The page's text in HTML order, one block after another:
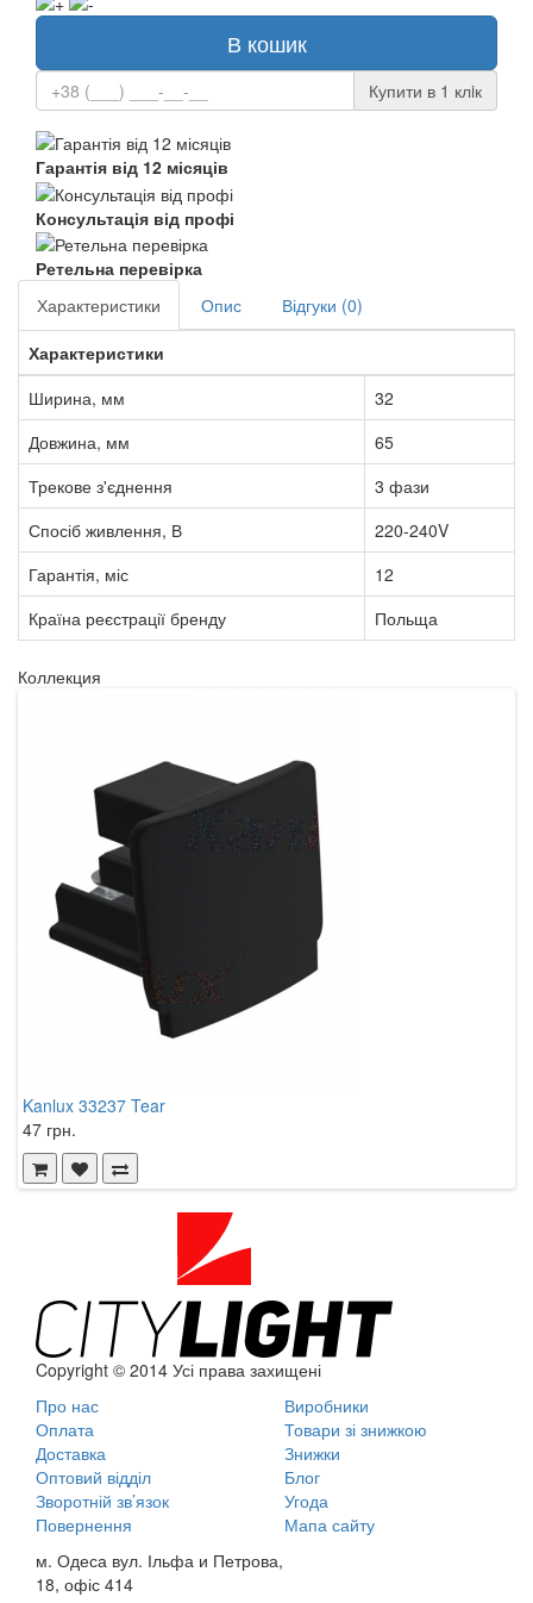
В кошик
Купити в 1 клiк
Гарантія від 12 місяців
Консультація від профі
Ретельна перевірка
Характеристики
Опис
Відгуки (0)
Характеристики
Ширина, мм
32
Довжина, мм
65
Трекове з'єднення
3 фази
Спосіб живлення, В
220-240V
Гарантія, міс
12
Країна реєстрації бренду
Польща
Коллекция
Kanlux 33237 Tear
47 грн.
Copyright © 2014 Усі права захищені
Про нас
Оплата
Доставка
Оптовий відділ
Зворотній зв’язок
Повернення
Виробники
Товари зі знижкою
Знижки
Блог
Угода
Мапа сайту
м. Одеса вул. Ільфа и Петрова,
18, офіс 414